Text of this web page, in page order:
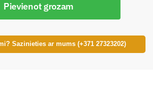
Pievienot grozam
Sazinieties ar mums (+371 27323202)